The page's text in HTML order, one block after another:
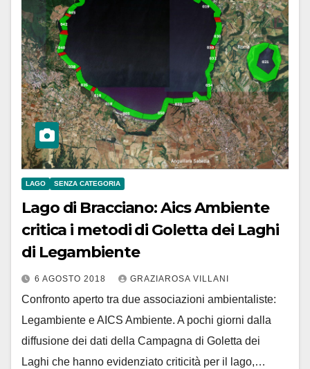
LAGO SENZA CATEGORIA
Lago di Bracciano: Aics Ambiente
critica i metodi di Goletta dei Laghi
di Legambiente
6 AGOSTO 2018 GRAZIAROSA VILLANI
Confronto aperto tra due associazioni ambientaliste:
Legambiente e AICS Ambiente. A pochi giorni dalla
diffusione dei dati della Campagna di Goletta dei
Laghi che hanno evidenziato criticità per il lago,…